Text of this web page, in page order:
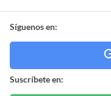
Síguenos en:
Suscríbete en: